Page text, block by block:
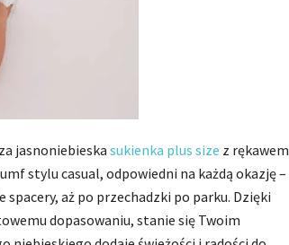
jasnoniebieska sukienka plus size z rękawem
stylu casual, odpowiedni na każdą okazję –
aż po przechadzki po parku. Dzięki
dopasowaniu, stanie się Twoim